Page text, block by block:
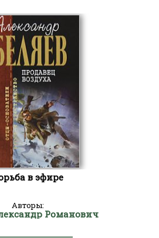
в эфире
Авторы:
Романович